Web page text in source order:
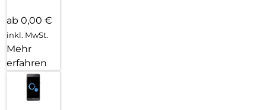
ab 0,00 €
inkl. MwSt.
Mehr
erfahren